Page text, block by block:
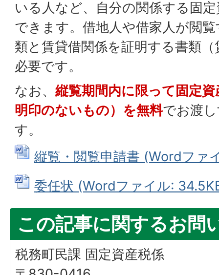
いる人など、自分の関係する固
できます。借地人や借家人が閲
類と賃貸借関係を証明する書類
必要です。
なお、 縦覧期間内に限って固定
明印のないもの）を無料でお渡
す。
縦覧・閲覧申請書 (Wordファ
委任状 (Wordファイル:
この記事に関するお問
税務町民課 固定資産税係